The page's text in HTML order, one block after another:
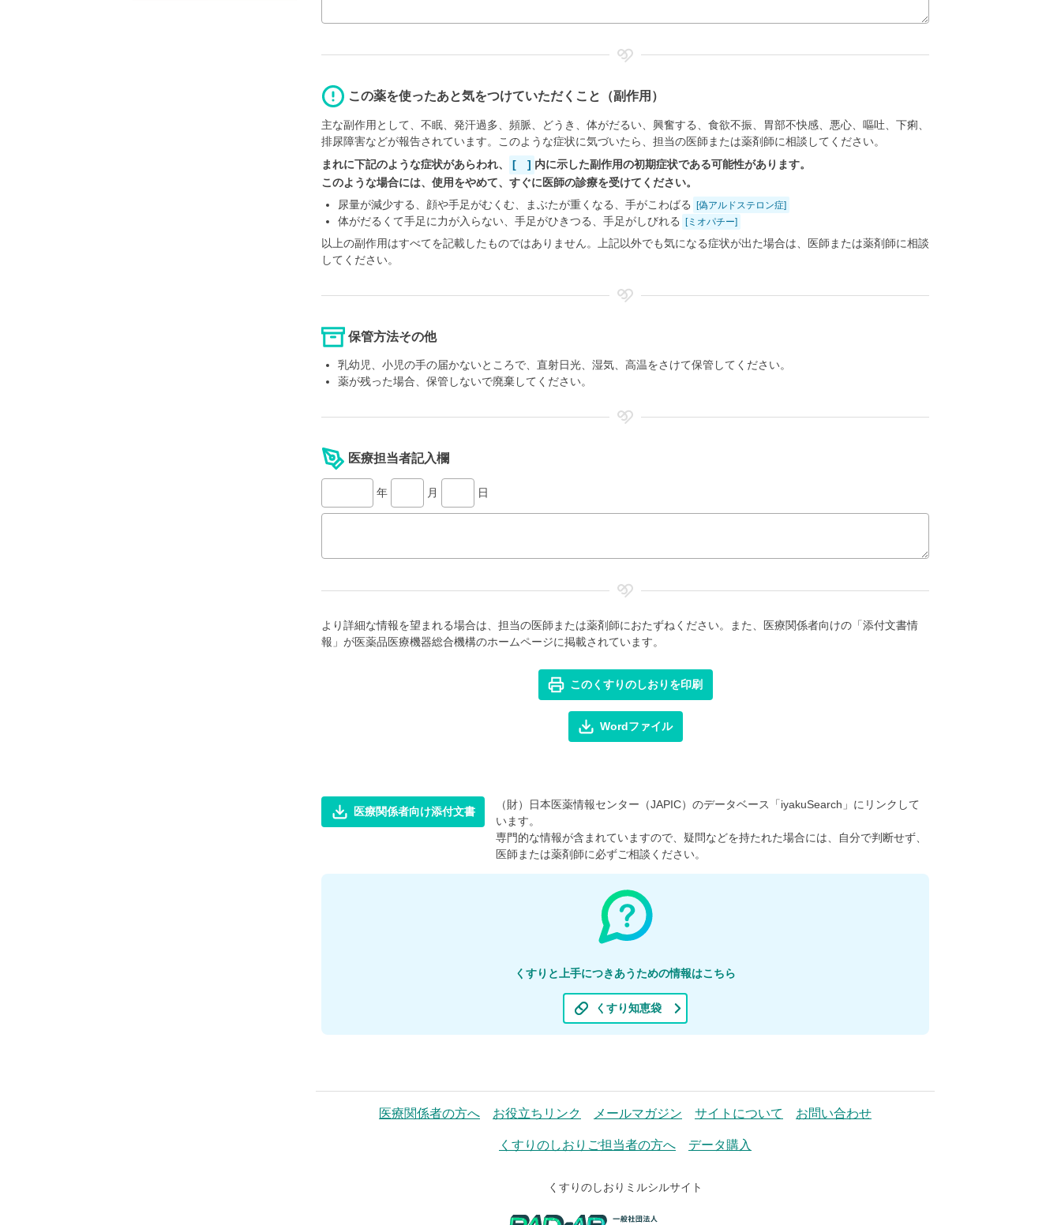
この薬を使ったあと気をつけていただくこと（副作用）
主な副作用として、不眠、発汗過多、頻脈、どうき、体がだるい、興奮する、食欲不振、胃部不快感、悪心、嘔吐、下痢、
排尿障害などが報告されています。このような症状に気づいたら、担当の医師または薬剤師に相談してください。
まれに下記のような症状があらわれ、
[ ] 内に示した副作用の初期症状である可能性があります。
このような場合には、使用をやめて、すぐに医師の診療を受けてください。
尿量が減少する、顔や手足がむくむ、まぶたが重くなる、手がこわばる [偽アルドステロン症]
体がだるくて手足に力が入らない、手足がひきつる、手足がしびれる [ミオパチー]
以上の副作用はすべてを記載したものではありません。上記以外でも気になる症状が出た場合は、医師または薬剤師に相談
してください。
保管方法その他
乳幼児、小児の手の届かないところで、直射日光、湿気、高温をさけて保管してください。
薬が残った場合、保管しないで廃棄してください。
医療担当者記入欄
年 月 日
より詳細な情報を望まれる場合は、担当の医師または薬剤師におたずねください。また、医療関係者向けの「添付文書情
報」が医薬品医療機器総合機構のホームページに掲載されています。
このくすりのしおりを印刷
Wordファイル
医療関係者向け添付文書
（財）日本医薬情報センター（JAPIC）のデータベース「iyakuSearch」にリンクして
います。
専門的な情報が含まれていますので、疑問などを持たれた場合には、自分で判断せず、
医師または薬剤師に必ずご相談ください。
くすりと上手につきあうための情報はこちら
くすり知恵袋
医療関係者の方へ お役立ちリンク メールマガジン サイトについて お問い合わせ
くすりのしおりご担当者の方へ データ購入
くすりのしおりミルシルサイト